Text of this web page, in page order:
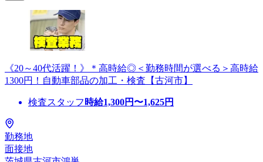
《20～40代活躍！》＊高時給◎＜勤務時間が選べる＞高時給
1300円！自動車部品の加工・検査【古河市】
検査スタッフ 時給1,300円〜1,625円
勤務地
面接地